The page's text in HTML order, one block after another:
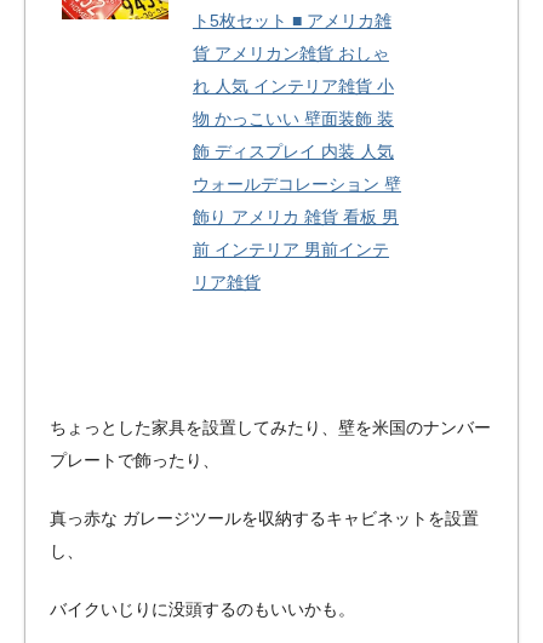
ト5枚セット ■ アメリカ雑
貨 アメリカン雑貨 おしゃ
れ 人気 インテリア雑貨 小
物 かっこいい 壁面装飾 装
飾 ディスプレイ 内装 人気
ウォールデコレーション 壁
飾り アメリカ 雑貨 看板 男
前 インテリア 男前インテ
リア雑貨
ちょっとした家具を設置してみたり、壁を米国のナンバー
プレートで飾ったり、
真っ赤な ガレージツールを収納するキャビネットを設置
し、
バイクいじりに没頭するのもいいかも。